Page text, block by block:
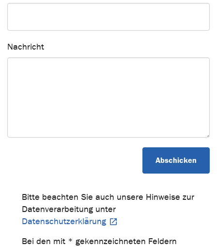
Nachricht
Bitte beachten Sie auch unsere Hinweise zur
Datenverarbeitung unter
Datenschutzerklärung
Bei den mit * gekennzeichneten Feldern